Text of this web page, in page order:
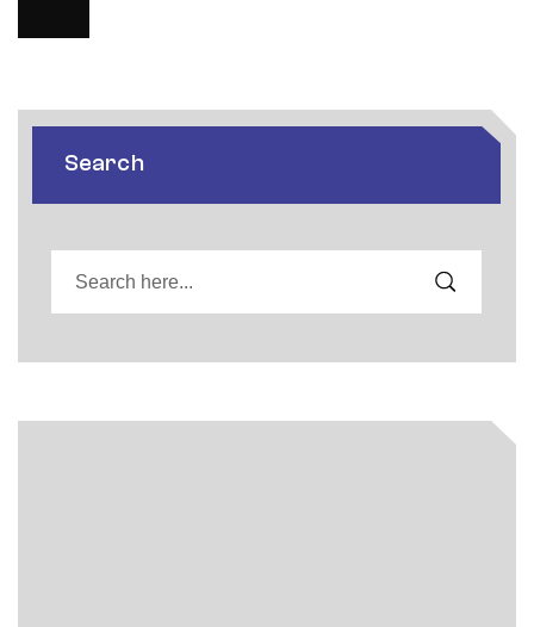
Search